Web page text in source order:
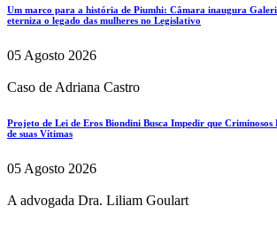
Um marco para a história de Piumhi: Câmara inaugura
eterniza o legado das mulheres no Legislativo
05 Agosto 2026
Caso de Adriana Castro
Projeto de Lei de Eros Biondini Busca Impedir que
de suas Vítimas
05 Agosto 2026
A advogada Dra. Liliam Goulart